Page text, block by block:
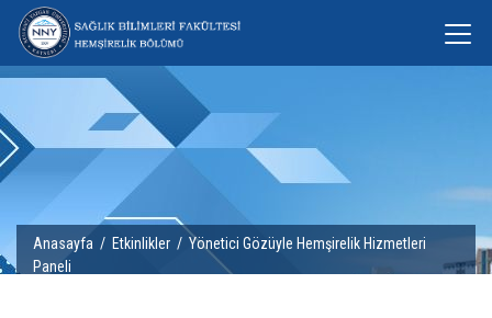
Anasayfa / Etkinlikler / Yönetici Gözüyle Hemşirelik Hizmetleri
Paneli